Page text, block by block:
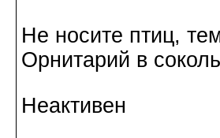
Не носите птиц,
Орнитарий в
Неактивен